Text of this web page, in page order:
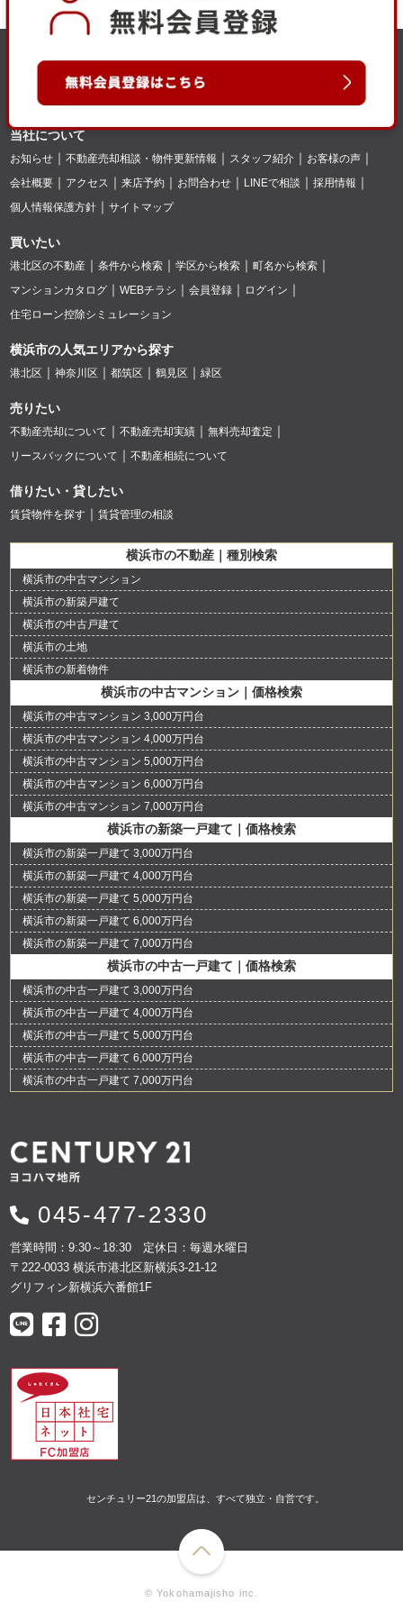
当社について
お知らせ 不動産売却相談・物件更新情報 スタッフ紹介
お客様の声
会社概要
アクセス 来店予約 お問合わせ LINEで相談
採用情報
個人情報保護方針
サイトマップ
買いたい
港北区の不動産 条件から検索 学区から検索
町名から検索
マンションカタログ
WEBチラシ 会員登録
ログイン
住宅ローン控除シミュレーション
横浜市の人気エリアから探す
港北区 神奈川区 都筑区 鶴見区 緑区
売りたい
不動産売却について 不動産売却実績
無料売却査定
リースバックについて
不動産相続について
借りたい・貸したい
賃貸物件を探す 賃貸管理の相談
横浜市の不動産｜種別検索
横浜市の中古マンション
横浜市の新築戸建て
横浜市の中古戸建て
横浜市の土地
横浜市の新着物件
横浜市の中古マンション｜価格検索
横浜市の中古マンション 3,000万円台
横浜市の中古マンション 4,000万円台
横浜市の中古マンション 5,000万円台
横浜市の中古マンション 6,000万円台
横浜市の中古マンション 7,000万円台
横浜市の新築一戸建て｜価格検索
横浜市の新築一戸建て 3,000万円台
横浜市の新築一戸建て 4,000万円台
横浜市の新築一戸建て 5,000万円台
横浜市の新築一戸建て 6,000万円台
横浜市の新築一戸建て 7,000万円台
横浜市の中古一戸建て｜価格検索
横浜市の中古一戸建て 3,000万円台
横浜市の中古一戸建て 4,000万円台
横浜市の中古一戸建て 5,000万円台
横浜市の中古一戸建て 6,000万円台
横浜市の中古一戸建て 7,000万円台
045-477-2330
営業時間：9:30～18:30 定休日：毎週水曜日
〒222-0033 横浜市港北区新横浜3-21-12
グリフィン新横浜六番館1F
センチュリー21の加盟店は、すべて独立・自営です。
© Yokohamajisho inc.